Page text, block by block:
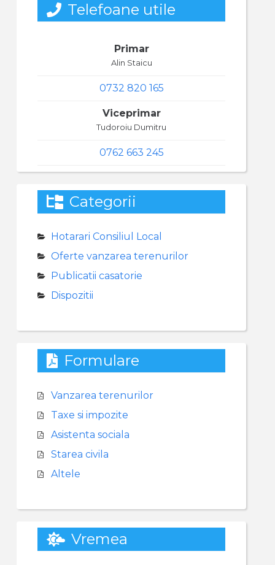
Telefoane utile
Primar
Alin Staicu
0732 820 165
Viceprimar
Tudoroiu Dumitru
0762 663 245
Categorii
Hotarari Consiliul Local
Oferte vanzarea terenurilor
Publicatii casatorie
Dispozitii
Formulare
Vanzarea terenurilor
Taxe si impozite
Asistenta sociala
Starea civila
Altele
Vremea